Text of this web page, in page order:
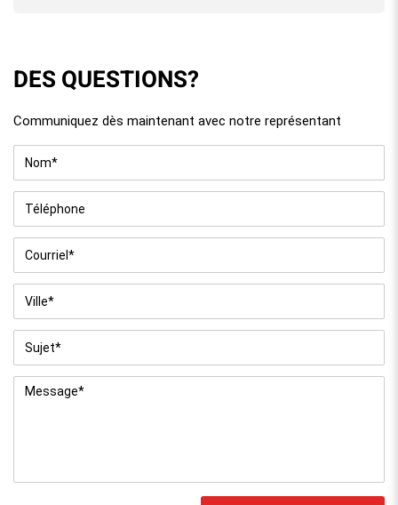
DES QUESTIONS?
Communiquez dès maintenant avec notre représentant
Nom *
Téléphone
Courriel *
Ville
Sujet
Message *